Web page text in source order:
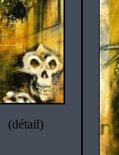
(détail)